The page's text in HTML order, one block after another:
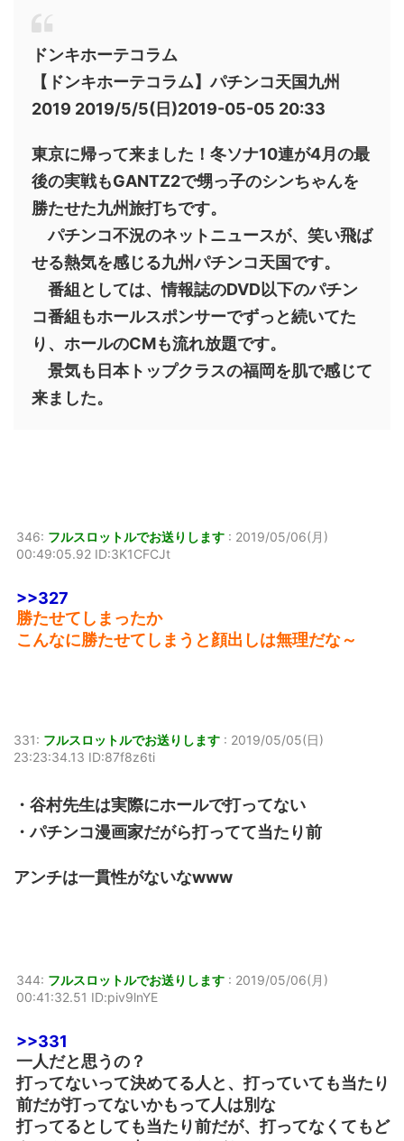
ドンキホーテコラム
【ドンキホーテコラム】パチンコ天国九州
2019 2019/5/5(日)2019-05-05 20:33
東京に帰って来ました！冬ソナ10連が4月の最
後の実戦もGANTZ2で甥っ子のシンちゃんを
勝たせた九州旅打ちです。
パチンコ不況のネットニュースが、笑い飛ば
せる熱気を感じる九州パチンコ天国です。
番組としては、情報誌のDVD以下のパチン
コ番組もホールスポンサーでずっと続いてた
り、ホールのCMも流れ放題です。
景気も日本トップクラスの福岡を肌で感じて
来ました。
346: フルスロットルでお送りします : 2019/05/06(月)
00:49:05.92 ID:3K1CFCJt
>>327
勝たせてしまったか
こんなに勝たせてしまうと顔出しは無理だな～
331: フルスロットルでお送りします : 2019/05/05(日)
23:23:34.13 ID:87f8z6ti
・谷村先生は実際にホールで打ってない
・パチンコ漫画家だがら打ってて当たり前
アンチは一貫性がないなwww
344: フルスロットルでお送りします : 2019/05/06(月)
00:41:32.51 ID:piv9lnYE
>>331
一人だと思うの？
打ってないって決めてる人と、打っていても当たり
前だが打ってないかもって人は別な
打ってるとしても当たり前だが、打ってなくてもど